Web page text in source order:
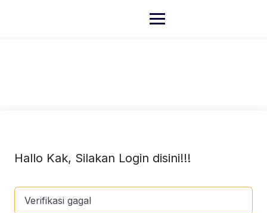
Hallo Kak, Silakan Login disini!!!
Verifikasi gagal